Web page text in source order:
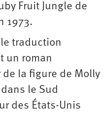
Fruit Jungle de
1973.
traduction
un roman
la figure de Molly
le Sud
des États-Unis